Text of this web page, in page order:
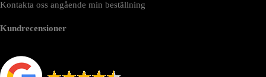
Kontakta oss angående min beställning
Kundrecensioner